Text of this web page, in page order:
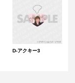
D-アクキー3